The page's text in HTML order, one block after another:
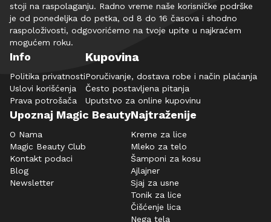
stoji na raspolaganju. Radno vreme naše korisničke podrške
je od ponedeljka do petka, od 8 do 16 časova i shodno
raspoloživosti, odgovorićemo na tvoje upite u najkraćem
mogućem roku.
Info
Politika privatnosti
Uslovi korišćenja
Prava potrošača
Kupovina
Poručivanje, dostava robe i način plaćanja
Često postavljena pitanja
Uputstvo za online kupovinu
Upoznaj Magic Beauty
O Nama
Magic Beauty Club
Kontakt podaci
Blog
Newsletter
Najtraženije
Kreme za lice
Mleko za telo
Šamponi za kosu
Ajlajner
Sjaj za usne
Tonik za lice
Čišćenje lica
Nega tela